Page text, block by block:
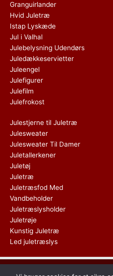
Granguirlander
Hvid Juletræ
Istap Lyskæde
Jul i Valhal
Julebelysning Udendørs
Juledækkeservietter
Juleengel
Julefigurer
Julefilm
Julefrokost
Julestjerne til Juletræ
Julesweater
Julesweater Til Damer
Juletallerkener
Juletøj
Juletræ
Juletræsfod Med
Vandbeholder
Juletræslysholder
Juletrøje
Kunstig Juletræ
Led juletræslys